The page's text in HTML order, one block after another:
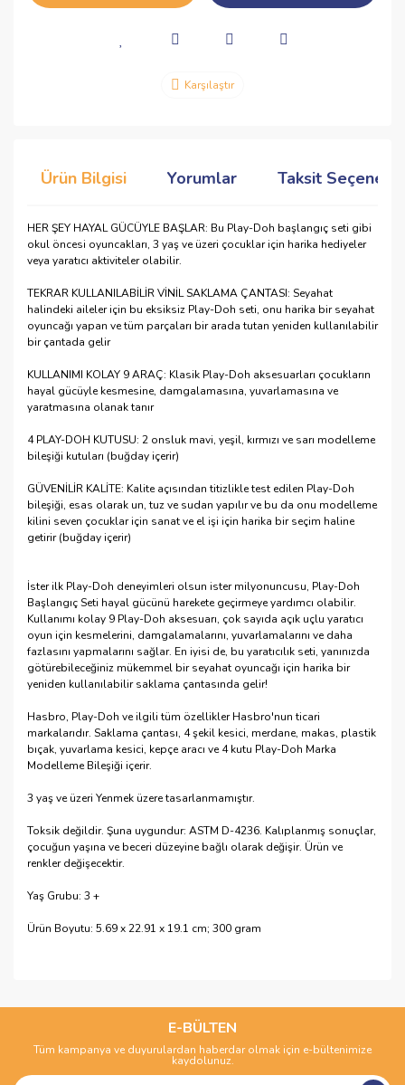
Karşılaştır
Ürün Bilgisi Yorumlar Taksit
HER ŞEY HAYAL GÜCÜYLE BAŞLAR: Bu Play-Doh başlangıç ​​seti gibi
okul öncesi oyuncakları, 3 yaş ve üzeri çocuklar için harika hediyeler
veya yaratıcı aktiviteler olabilir.
TEKRAR KULLANILABİLİR VİNİL SAKLAMA ÇANTASI: Seyahat
halindeki aileler için bu eksiksiz Play-Doh seti, onu harika bir seyahat
oyuncağı yapan ve tüm parçaları bir arada tutan yeniden kullanılabilir
bir çantada gelir
KULLANIMI KOLAY 9 ARAÇ: Klasik Play-Doh aksesuarları çocukların
hayal gücüyle kesmesine, damgalamasına, yuvarlamasına ve
yaratmasına olanak tanır
4 PLAY-DOH KUTUSU: 2 onsluk mavi, yeşil, kırmızı ve sarı modelleme
bileşiği kutuları (buğday içerir)
GÜVENİLİR KALİTE: Kalite açısından titizlikle test edilen Play-Doh
bileşiği, esas olarak un, tuz ve sudan yapılır ve bu da onu modelleme
kilini seven çocuklar için sanat ve el işi için harika bir seçim haline
getirir (buğday içerir)
İster ilk Play-Doh deneyimleri olsun ister milyonuncusu, Play-Doh
Başlangıç ​​Seti hayal gücünü harekete geçirmeye yardımcı olabilir.
Kullanımı kolay 9 Play-Doh aksesuarı, çok sayıda açık uçlu yaratıcı
oyun için kesmelerini, damgalamalarını, yuvarlamalarını ve daha
fazlasını yapmalarını sağlar. En iyisi de, bu yaratıcılık seti, yanınızda
götürebileceğiniz mükemmel bir seyahat oyuncağı için harika bir
yeniden kullanılabilir saklama çantasında gelir!
Hasbro, Play-Doh ve ilgili tüm özellikler Hasbro'nun ticari
markalarıdır. Saklama çantası, 4 şekil kesici, merdane, makas, plastik
bıçak, yuvarlama kesici, kepçe aracı ve 4 kutu Play-Doh Marka
Modelleme Bileşiği içerir.
3 yaş ve üzeri Yenmek üzere tasarlanmamıştır.
Toksik değildir. Şuna uygundur: ASTM D-4236. Kalıplanmış sonuçlar,
çocuğun yaşına ve beceri düzeyine bağlı olarak değişir. Ürün ve
renkler değişecektir.
Yaş Grubu: 3 +
Ürün Boyutu: ‎5.69 x 22.91 x 19.1 cm; 300 gram
Yorum Yaz
kullanarak tarafımıza iletebilirsiniz.
Görüş ve önerileriniz için teşekkür ederiz.
E-BÜLTEN
Tüm kampanya ve duyurulardan haberdar olmak için e-bültenimize
kaydolunuz.